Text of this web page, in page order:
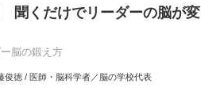
聞くだけでリーダーの脳が変
ー脳の鍛え方
俊徳 / 医師・脳科学者／脳の学校代表